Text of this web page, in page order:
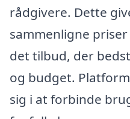
rådgivere. Dette
sammenligne
det tilbud, der
og budget.
sig i at forbinde